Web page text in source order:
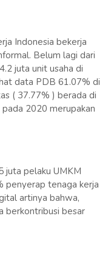
Indonesia bekerja
Belum lagi dari
juta unit usaha di
data PDB 61.07% di
( 37.77% ) berada di
2020 merupakan
juta pelaku UMKM
penyerap tenaga kerja
artinya bahwa,
berkontribusi besar